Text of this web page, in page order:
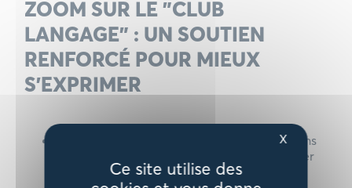
X
Ce site utilise des
ZOOM SUR LE "CLUB
LANGAGE" : UN SOUTIEN
RENFORCÉ POUR MIEUX
S’EXPRIMER
: aider les enfants en difficulté dans
le langage à mieux s’exprimer et développer
leur vocabulaire dans un cadre ludique et